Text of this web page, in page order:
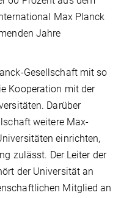
Max Planck
Jahre
Gesellschaft mit so
Kooperation mit der
Darüber
weitere Max-
einrichten,
zulässt. Der Leiter der
der Universität an
Mitglied an